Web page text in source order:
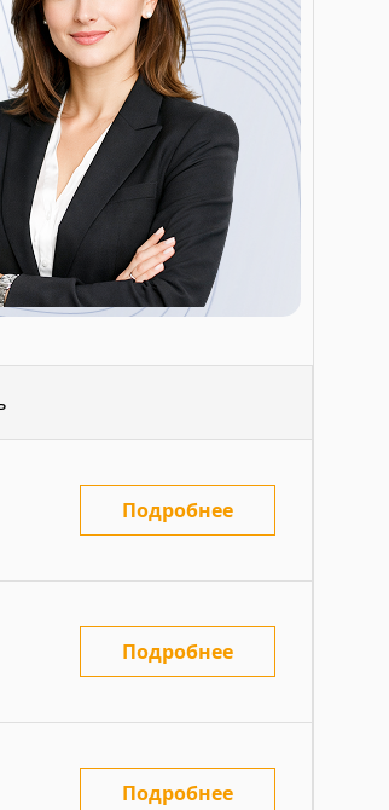
Подробнее
Подробнее
Подробнее